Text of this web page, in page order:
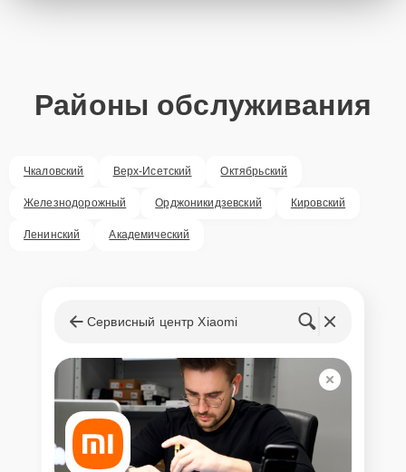
Районы обслуживания
Чкаловский Верх-Исетский Октябрьский
Железнодорожный Орджоникидзевский Кировский
Ленинский Академический
Сервисный центр Xiaomi